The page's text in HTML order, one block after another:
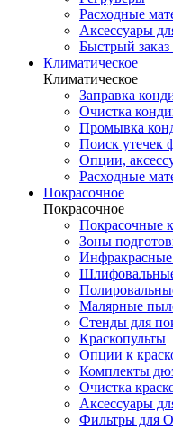
Расходные
Аксессуары
Быстрый заказ
Климатическое
Климатическое
Заправка
Очистка
Промывка
Поиск утечек
Опции,
Расходные
Покрасочное
Покрасочное
Покрасочные
Зоны
Малярные
Стенды для
Краскопульты
Опции к
Комплекты
Очистка
Аксессуары
Фильтры для